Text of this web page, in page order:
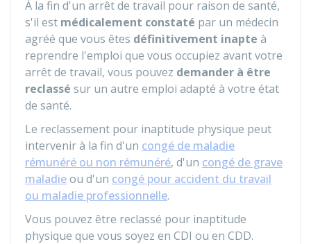
À la fin d'un arrêt de travail pour raison de santé,
s'il est médicalement constaté par un médecin
agréé que vous êtes définitivement inapte à
reprendre l'emploi que vous occupiez avant votre
arrêt de travail, vous pouvez demander à être
reclassé sur un autre emploi adapté à votre état
de santé.
Le reclassement pour inaptitude physique peut
intervenir à la fin d'un congé de maladie
rémunéré ou non rémunéré, d'un congé de grave
maladieou d'un congé pour accident du travail
ou maladie professionnelle.
Vous pouvez être reclassé pour inaptitude
physique que vous soyez en CDI ou en CDD.